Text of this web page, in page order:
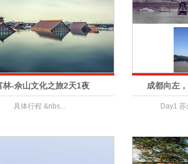
林-佘山文化之旅2天1夜
具体行程 &nbs...
成都向左
Day1